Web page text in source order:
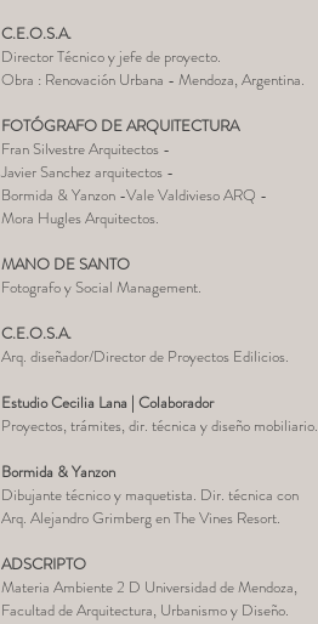
C.E.O.S.A.
Director Técnico y jefe de proyecto.
Obra : Renovación Urbana - Mendoza, Argentina.
FOTÓGRAFO DE ARQUITECTURA
Fran Silvestre Arquitectos -
Javier Sanchez arquitectos -
Bormida & Yanzon -Vale Valdivieso ARQ -
Mora Hugles Arquitectos.
MANO DE SANTO
Fotografo y Social Management.
C.E.O.S.A.
Arq. diseñador/Director de Proyectos Edilicios.
Estudio Cecilia Lana | Colaborador
Proyectos, trámites, dir. técnica y diseño mobiliario.
Bormida & Yanzon
Dibujante técnico y maquetista. Dir. técnica con
Arq. Alejandro Grimberg en The Vines Resort.
ADSCRIPTO
Materia Ambiente 2 D Universidad de Mendoza,
Facultad de Arquitectura, Urbanismo y Diseño.